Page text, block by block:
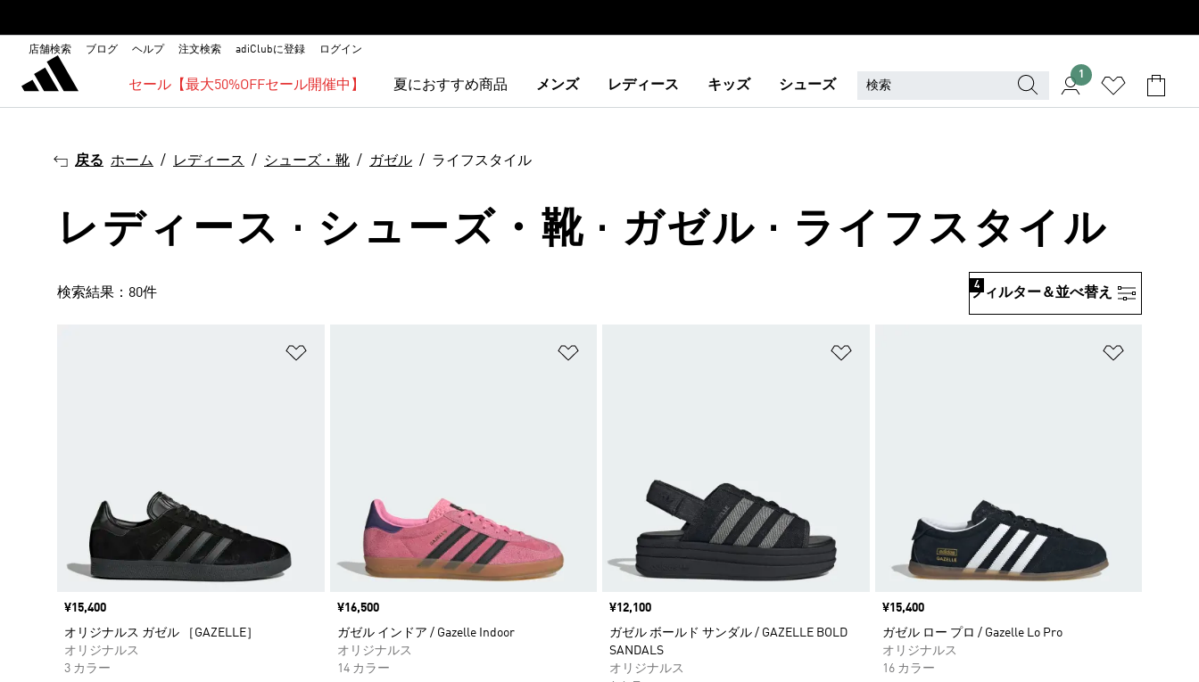
店舗検索 ブログ ヘルプ 注文検索 adiClubに登録 ログイン
セール【最大50%OFFセール開催中】 夏におすすめ商品 メンズ レディース キッズ シューズ
1
戻る ホーム レディース シューズ・靴 ガゼル ライフスタイル
レディース · シューズ・靴 · ガゼル · ライフスタイル
検索結果：80件 フィルター＆並べ替え
4
価格
¥15,400
オリジナルス ガゼル ［GAZELLE］
オリジナルス
3 カラー
価格
¥16,500
ガゼル インドア / Gazelle Indoor
オリジナルス
14 カラー
価格
¥12,100
ガゼル ボールド サンダル / GAZELLE BOLD
SANDALS
オリジナルス
価格
¥15,400
ガゼル ロー プロ / Gazelle Lo Pro
オリジナルス
16 カラー